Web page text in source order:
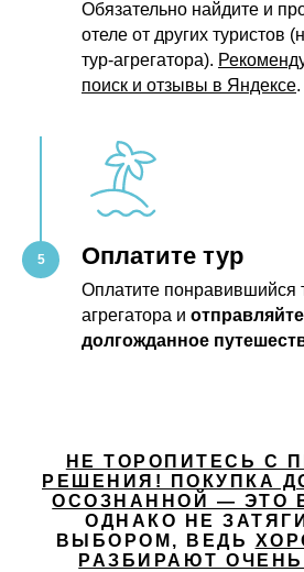
Обязательно найдите и
отеле от других туристов
тур-агрегатора).
поиск и отзывы в Яндексе.
Оплатите тур
Оплатите понравившийся
агрегатора и
долгожданное
НЕ ТОРОПИТЕСЬ С
РЕШЕНИЯ! ПОКУПКА
ОСОЗНАННОЙ — ЭТО
ОДНАКО НЕ
ВЫБОРОМ, ВЕДЬ
РАЗБИРАЮТ